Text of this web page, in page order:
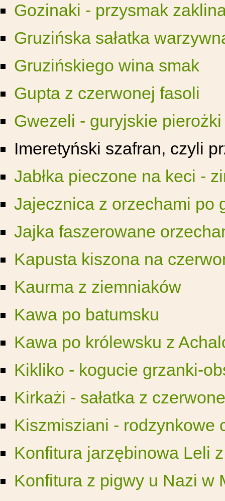
Gozinaki - przysmak
Gruzińska sałatka
Gruzińskiego wina smak
Gupta z czerwonej fasoli
Gwezeli - guryjskie
Imeretyński szafran, czyli
Jabłka pieczone na keci -
Jajecznica z orzechami po
Jajka faszerowane
Kapusta kiszona na
Kaurma z ziemniaków
Kawa po batumsku
Kawa po królewsku z
Kikliko - kogucie grzanki-
Kirkażi - sałatka z
Kiszmisziani - rodzynkowe
Konfitura jarzębinowa Leli
Konfitura z pigwy u Nazi w